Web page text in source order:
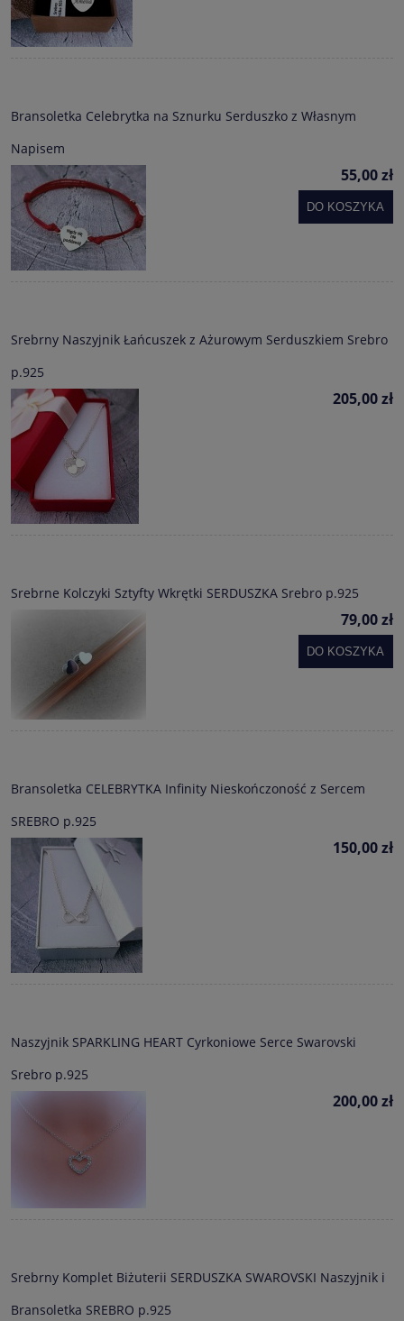
Bransoletka Celebrytka na Sznurku Serduszko z Własnym
Napisem
55,00 zł
DO KOSZYKA
Srebrny Naszyjnik Łańcuszek z Ażurowym Serduszkiem Srebro
p.925
205,00 zł
Srebrne Kolczyki Sztyfty Wkrętki SERDUSZKA Srebro p.925
79,00 zł
DO KOSZYKA
Bransoletka CELEBRYTKA Infinity Nieskończoność z Sercem
SREBRO p.925
150,00 zł
Naszyjnik SPARKLING HEART Cyrkoniowe Serce Swarovski
Srebro p.925
200,00 zł
Srebrny Komplet Biżuterii SERDUSZKA SWAROVSKI Naszyjnik i
Bransoletka SREBRO p.925